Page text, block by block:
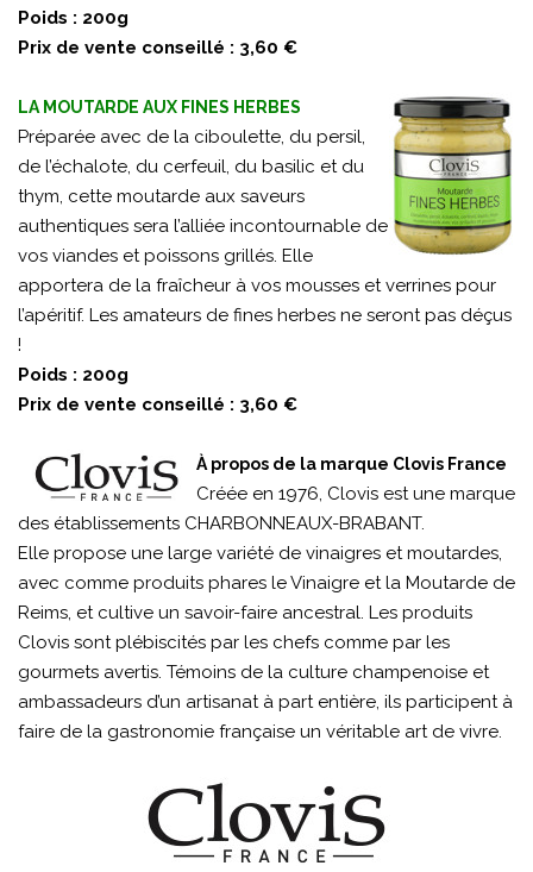
Poids : 200g
Prix de vente conseillé : 3,60 €
LA MOUTARDE AUX FINES HERBES
Préparée avec de la ciboulette, du persil,
de l’échalote, du cerfeuil, du basilic et du
thym, cette moutarde aux saveurs
authentiques sera l’alliée incontournable de
vos viandes et poissons grillés. Elle
apportera de la fraîcheur à vos mousses et verrines pour
l’apéritif. Les amateurs de fines herbes ne seront pas déçus
!
Poids : 200g
Prix de vente conseillé : 3,60 €
À propos de la marque Clovis France
Créée en 1976, Clovis est une marque
des établissements CHARBONNEAUX-BRABANT.
Elle propose une large variété de vinaigres et moutardes,
avec comme produits phares le Vinaigre et la Moutarde de
Reims, et cultive un savoir-faire ancestral. Les produits
Clovis sont plébiscités par les chefs comme par les
gourmets avertis. Témoins de la culture champenoise et
ambassadeurs d’un artisanat à part entière, ils participent à
faire de la gastronomie française un véritable art de vivre.